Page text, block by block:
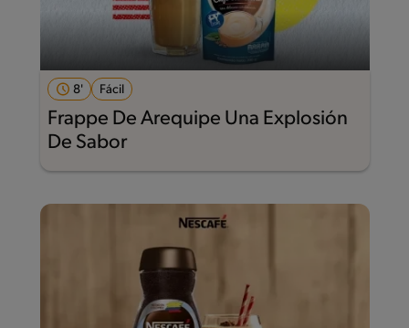
8' Fácil
Frappe De Arequipe Una Explosión
De Sabor